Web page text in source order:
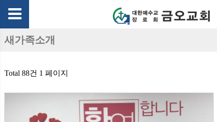
새가족소개
Total 88건 1 페이지